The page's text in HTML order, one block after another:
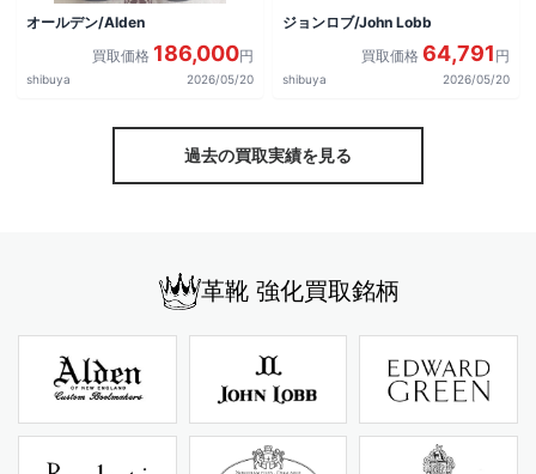
オールデン/Alden
買取価格 186,000円
shibuya 2026/05/20
ジョンロブ/John Lobb
買取価格 64,791 円
shibuya 2026/05/20
過去の買取実績を見る
革靴 強化買取銘柄